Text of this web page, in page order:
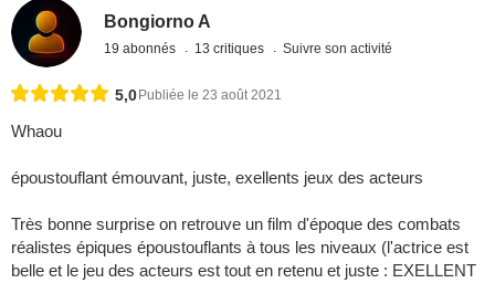
Bongiorno A
19 abonnés 13 critiques Suivre son activité
5,0 Publiée le 23 août 2021
Whaou
époustouflant émouvant, juste, exellents jeux des acteurs
Très bonne surprise on retrouve un film d'époque des combats
réalistes épiques époustouflants à tous les niveaux (l'actrice est
belle et le jeu des acteurs est tout en retenu et juste : EXELLENT